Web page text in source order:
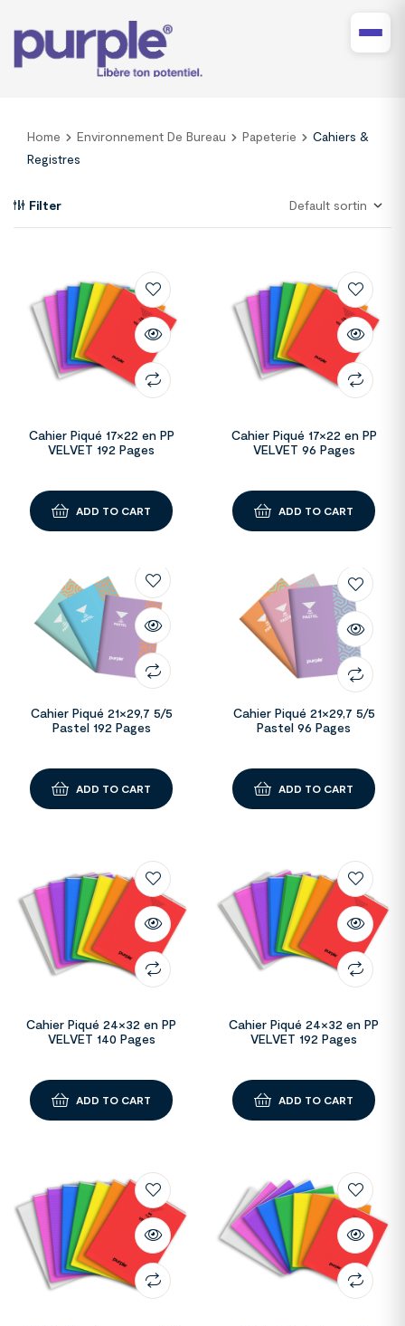
Home Environnement De Bureau Papeterie
Cahiers &
Registres
Filter
Cahier Piqué 17×22 en PP
VELVET 192 Pages
ADD TO CART
Cahier Piqué 17×22 en PP
VELVET 96 Pages
ADD TO CART
Cahier Piqué 21×29,7 5/5
Pastel 192 Pages
ADD TO CART
Cahier Piqué 21×29,7 5/5
Pastel 96 Pages
ADD TO CART
Cahier Piqué 24×32 en PP
VELVET 140 Pages
ADD TO CART
Cahier Piqué 24×32 en PP
VELVET 192 Pages
ADD TO CART